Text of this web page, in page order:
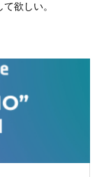
欲しい。